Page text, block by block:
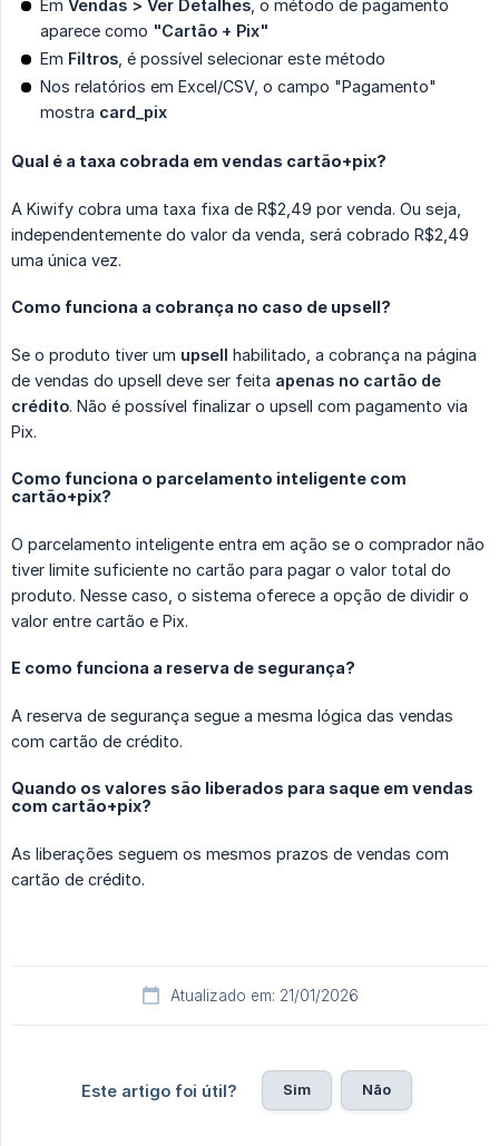
Em Vendas > Ver Detalhes , o método de pagamento
aparece como "Cartão + Pix"
Em Filtros , é possível selecionar este método
Nos relatórios em Excel/CSV, o campo "Pagamento"
mostra card_pix
Qual é a taxa cobrada em vendas cartão+pix?
A Kiwify cobra uma taxa fixa de R$2,49 por venda. Ou seja,
independentemente do valor da venda, será cobrado R$2,49
uma única vez.
Como funciona a cobrança no caso de upsell?
Se o produto tiver um upsell habilitado, a cobrança na página
de vendas do upsell deve ser feita apenas no cartão de
crédito. Não é possível finalizar o upsell com pagamento via
Pix.
Como funciona o parcelamento inteligente com
cartão+pix?
O parcelamento inteligente entra em ação se o comprador não
tiver limite suficiente no cartão para pagar o valor total do
produto. Nesse caso, o sistema oferece a opção de dividir o
valor entre cartão e Pix.
E como funciona a reserva de segurança?
A reserva de segurança segue a mesma lógica das vendas
com cartão de crédito.
Quando os valores são liberados para saque em vendas
com cartão+pix?
As liberações seguem os mesmos prazos de vendas com
cartão de crédito.
Atualizado em: 21/01/2026
Este artigo foi útil? Sim Não